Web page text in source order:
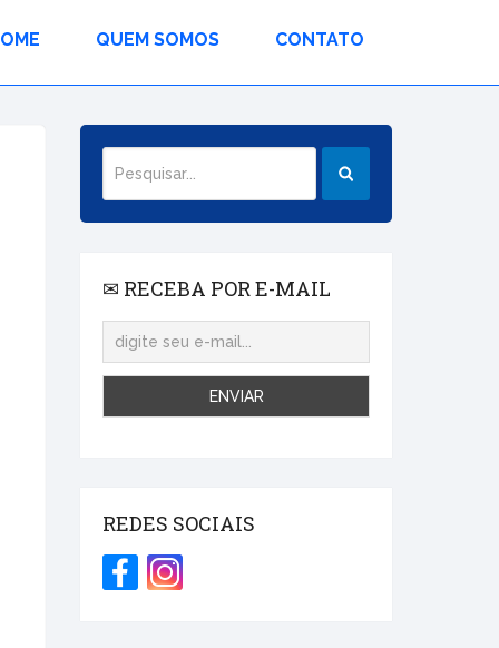
QUEM SOMOS CONTATO
✉ RECEBA POR E-MAIL
REDES SOCIAIS